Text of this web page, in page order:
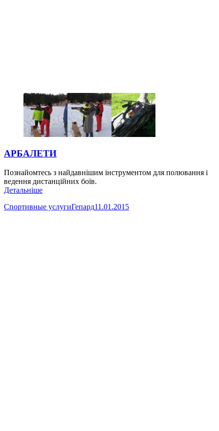
АРБАЛЕТИ
Познайомтесь з найдавнішим інструментом для полювання і
ведення дистанційних боїв.
Детальніше
Спортивные услугиГепард11.01.2015